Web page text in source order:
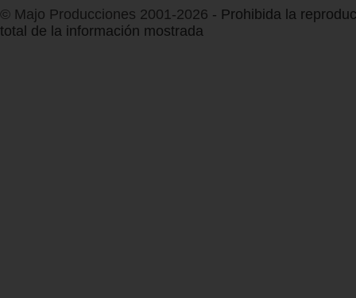
© Majo Producciones 2001-2026 - Prohibida la
total de la información mostrada